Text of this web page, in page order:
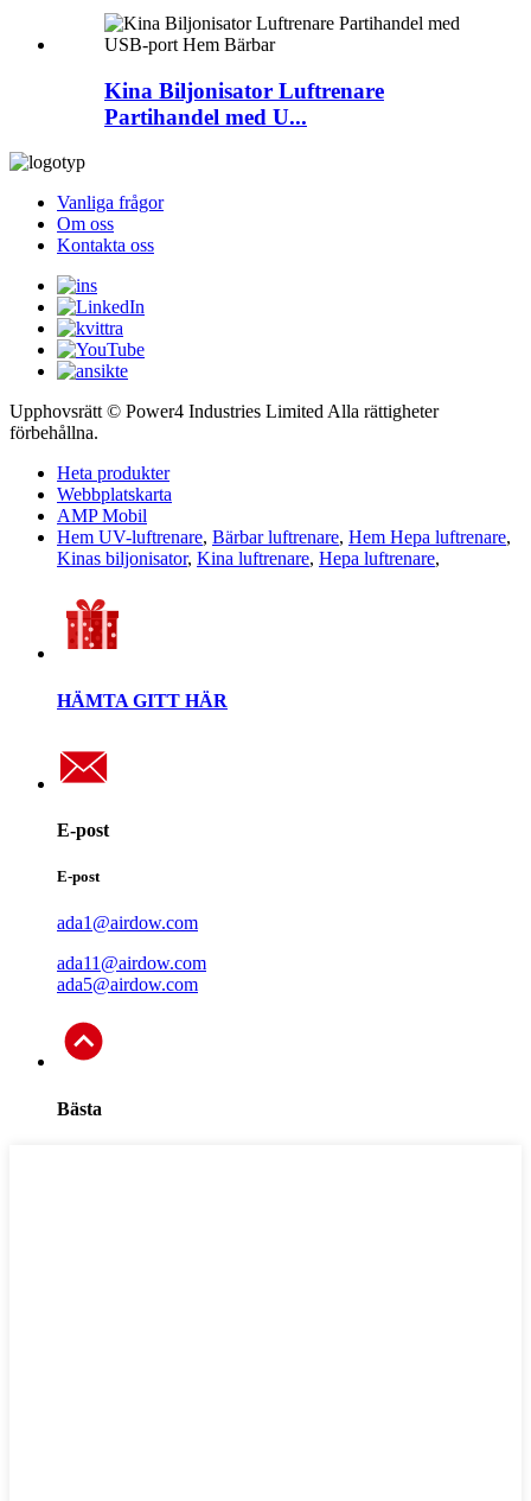
Kina Biljonisator Luftrenare
Partihandel med U...
Vanliga frågor
Om oss
Kontakta oss
Upphovsrätt © Power4 Industries Limited Alla rättigheter
förbehållna.
Heta produkter
Webbplatskarta
AMP Mobil
Hem UV-luftrenare, Bärbar luftrenare, Hem Hepa luftrenare,
Kinas biljonisator, Kina luftrenare, Hepa luftrenare,
HÄMTA GITT HÄR
E-post
E-post
ada1@airdow.com
ada11@airdow.com
ada5@airdow.com
Bästa